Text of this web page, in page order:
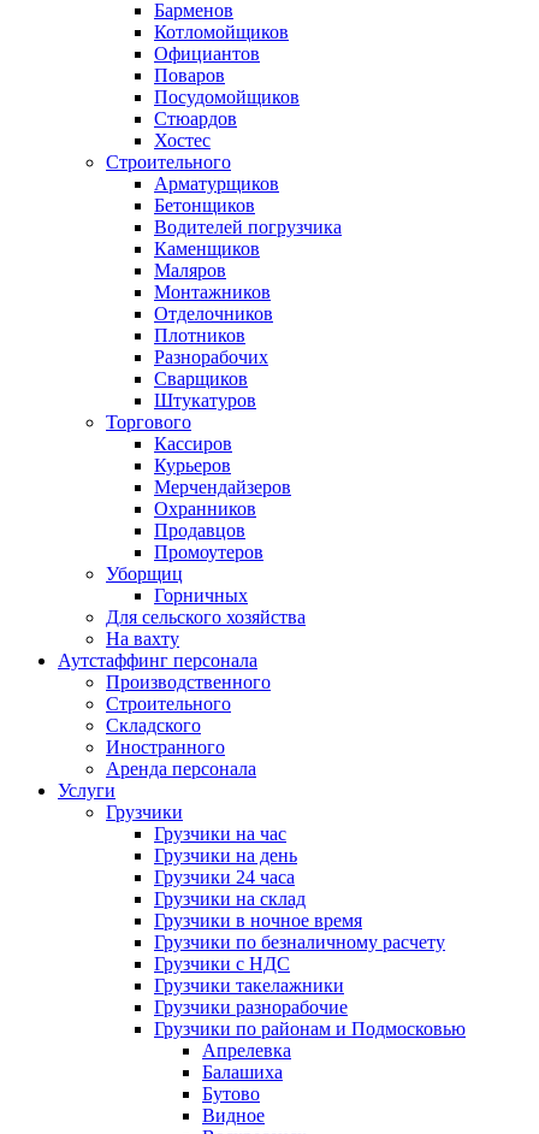
Барменов
Котломойщиков
Официантов
Поваров
Посудомойщиков
Стюардов
Хостес
Строительного
Арматурщиков
Бетонщиков
Водителей погрузчика
Каменщиков
Маляров
Монтажников
Отделочников
Плотников
Разнорабочих
Сварщиков
Штукатуров
Торгового
Кассиров
Курьеров
Мерчендайзеров
Охранников
Продавцов
Промоутеров
Уборщиц
Горничных
Для сельского хозяйства
На вахту
Аутстаффинг персонала
Производственного
Строительного
Складского
Иностранного
Аренда персонала
Услуги
Грузчики
Грузчики на час
Грузчики на день
Грузчики 24 часа
Грузчики на склад
Грузчики в ночное время
Грузчики по безналичному расчету
Грузчики с НДС
Грузчики такелажники
Грузчики разнорабочие
Грузчики по районам и Подмосковью
Апрелевка
Балашиха
Бутово
Видное